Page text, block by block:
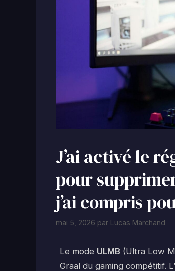
J’ai activé le
pour
j’ai compris
mai 5, 2026 par Lucas Marchand
Le mode ULMB (Ultra Low
Graal du gaming compétitif.